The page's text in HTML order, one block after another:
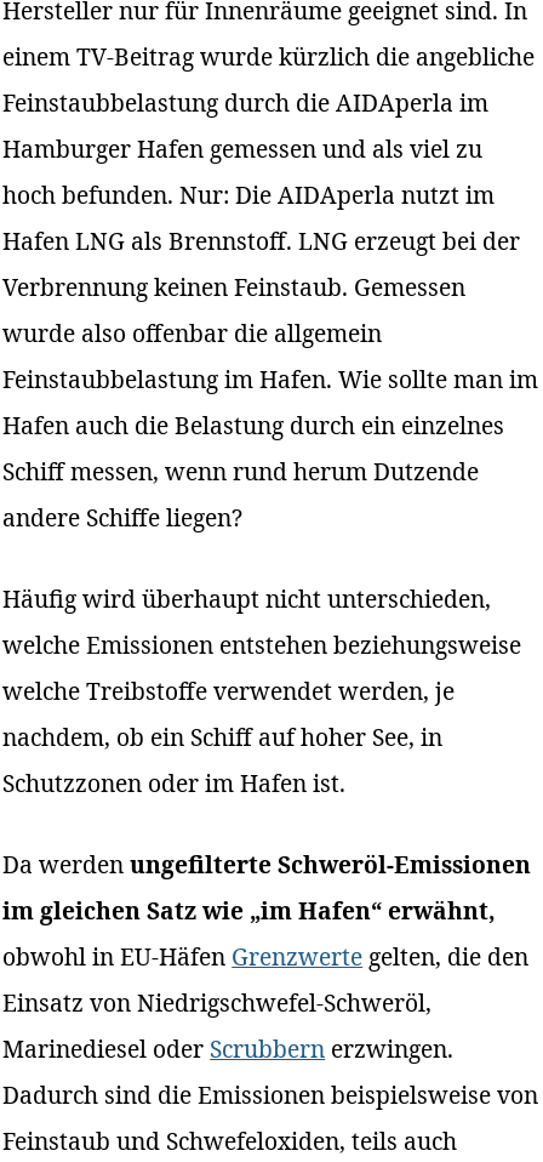
Hersteller nur für Innenräume geeignet sind. In
einem TV-Beitrag wurde kürzlich die angebliche
Feinstaubbelastung durch die AIDAperla im
Hamburger Hafen gemessen und als viel zu
hoch befunden. Nur: Die AIDAperla nutzt im
Hafen LNG als Brennstoff. LNG erzeugt bei der
Verbrennung keinen Feinstaub. Gemessen
wurde also offenbar die allgemein
Feinstaubbelastung im Hafen. Wie sollte man im
Hafen auch die Belastung durch ein einzelnes
Schiff messen, wenn rund herum Dutzende
andere Schiffe liegen?
Häufig wird überhaupt nicht unterschieden,
welche Emissionen entstehen beziehungsweise
welche Treibstoffe verwendet werden, je
nachdem, ob ein Schiff auf hoher See, in
Schutzzonen oder im Hafen ist.
Da werdenungefilterte Schweröl-Emissionen
im gleichen Satz wie „im Hafen“ erwähnt,
obwohl in EU-Häfen Grenzwerte gelten, die den
Einsatz von Niedrigschwefel-Schweröl,
Marinediesel oder Scrubbern erzwingen.
Dadurch sind die Emissionen beispielsweise von
Feinstaub und Schwefeloxiden, teils auch